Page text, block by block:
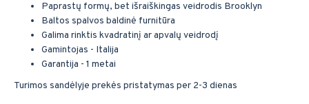
Paprastų formų, bet išraiškingas veidrodis Brooklyn
Baltos spalvos baldinė furnitūra
Galima rinktis kvadratinį ar apvalų veidrodį
Gamintojas - Italija
Garantija - 1 metai
Turimos sandėlyje prekės pristatymas per 2-3 dienas